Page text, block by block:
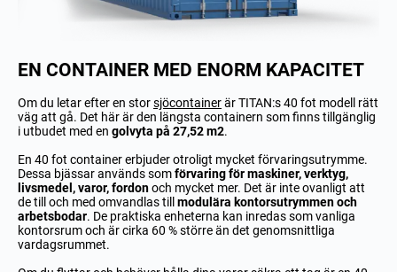
EN CONTAINER MED ENORM KAPACITET
Om du letar efter en storsjöcontainerär TITAN:s 40 fot modell rätt
väg att gå. Det här är den längsta containern som finns tillgänglig
i utbudet med en golvyta på 27,52 m2.
En 40 fot container erbjuder otroligt mycket förvaringsutrymme.
Dessa bjässar används somförvaring för maskiner, verktyg,
livsmedel, varor, fordonoch mycket mer. Det är inte ovanligt att
de till och med omvandlas till modulära kontorsutrymmen och
arbetsbodar. De praktiska enheterna kan inredas som vanliga
kontorsrum och är cirka 60 % större än det genomsnittliga
vardagsrummet.